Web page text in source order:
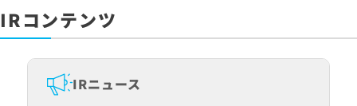
IRコンテンツ
IRニュース